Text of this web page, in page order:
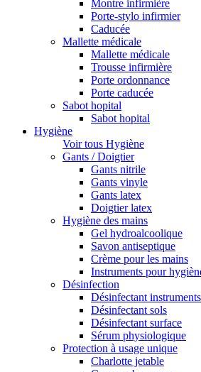
Montre infirmière
Porte-stylo infirmier
Caducée
Mallette médicale
Mallette médicale
Trousse infirmière
Porte ordonnance
Porte caducée
Sabot hopital
Sabot hopital
Hygiène
Voir tous Hygiène
Gants / Doigtier
Gants nitrile
Gants vinyle
Gants latex
Doigtier latex
Hygiène des mains
Gel hydroalcoolique
Savon antiseptique
Crème pour les mains
Instruments pour
Désinfection
Désinfectant instruments
Désinfectant sols
Désinfectant surface
Sérum physiologique
Protection à usage unique
Charlotte jetable